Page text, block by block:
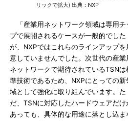
リックで拡大) 出典：NXP
「産業用ネットワーク領域は専用チ
プで展開されるケースが一般的でした
が、NXPではこれらのラインアップを
意していませんでした。次世代の産業
ネットワークで期待されているTSNは
準技術であるため、NXPにとっての新
域として強化に取り組んでいます。た
だ、TSNに対応したハードウェアだけ
あっても、具体的な用途に落とし込ま